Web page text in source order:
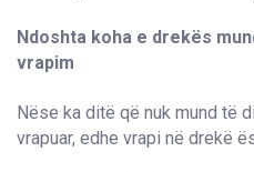
Ndoshta koha e drekës
vrapim
Nëse ka ditë që nuk mund të
vrapuar, edhe vrapi në drekë